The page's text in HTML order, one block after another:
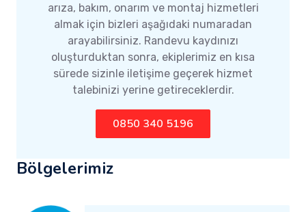
arıza, bakım, onarım ve montaj hizmetleri
almak için bizleri aşağıdaki numaradan
arayabilirsiniz. Randevu kaydınızı
oluşturduktan sonra, ekiplerimiz en kısa
sürede sizinle iletişime geçerek hizmet
talebinizi yerine getireceklerdir.
0850 340 5196
Bölgelerimiz